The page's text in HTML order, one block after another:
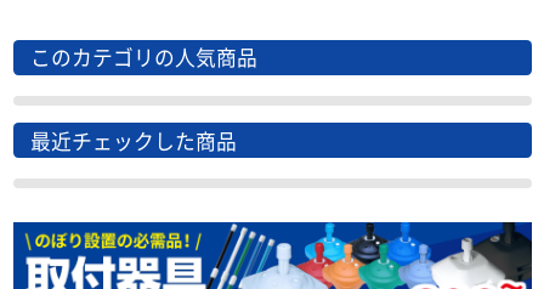
このカテゴリの人気商品
最近チェックした商品